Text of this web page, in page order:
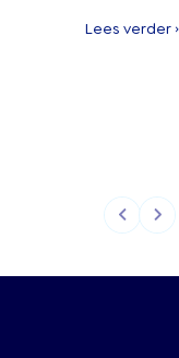
Lees verder ›